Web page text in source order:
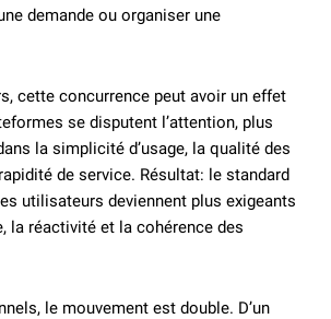
demande ou organiser une
cette concurrence peut avoir un effet
se disputent l’attention, plus
la simplicité d’usage, la qualité des
de service. Résultat: le standard
utilisateurs deviennent plus exigeants
la réactivité et la cohérence des
le mouvement est double. D’un